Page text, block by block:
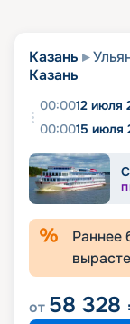
Казань
Казань
00:0012 июля
00:0015 июля
Раннее
от 58 328